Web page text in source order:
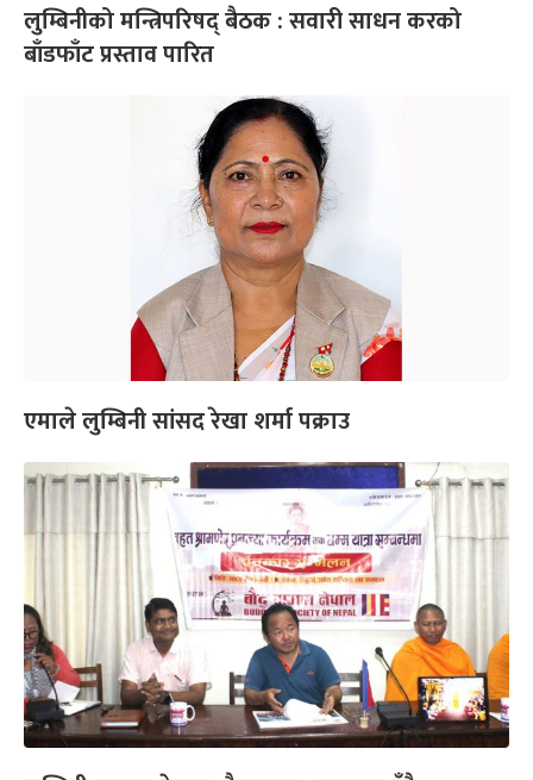
लुम्बिनीको मन्त्रिपरिषद् बैठक : सवारी साधन करको
बाँडफाँट प्रस्ताव पारित
एमाले लुम्बिनी सांसद रेखा शर्मा पक्राउ